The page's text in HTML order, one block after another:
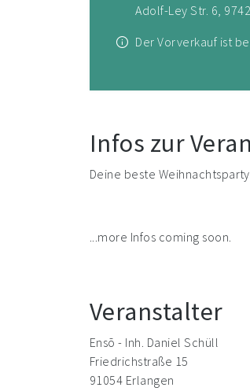
Adolf-Ley Str. 6,
Der Vorverkauf ist
Infos zur
Deine beste
...more Infos coming soon.
Veranstalter
Ensō - Inh. Daniel Schüll
Friedrichstraße 15
91054 Erlangen